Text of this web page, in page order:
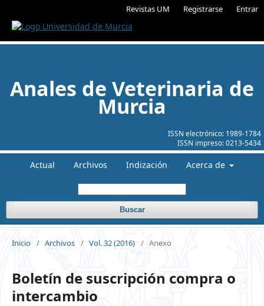
Revistas UM Registrarse Entrar
ISSN electrónico: 1989-1784
ISSN impreso:0213-5434
Anales de Veterinaria de
Murcia
Actual Archivos Indización Acerca de
Buscar
Inicio / Archivos / Vol. 32 (2016) / Anexo
Boletín de suscripción compra o
intercambio